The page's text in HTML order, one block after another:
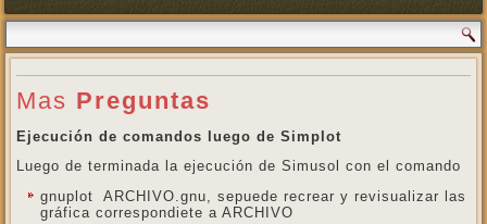
Mas Preguntas
Ejecución de comandos luego de Simplot
Luego de terminada la ejecución de Simusol con el comando
gnuplot ARCHIVO.gnu, sepuede recrear y revisualizar las
gráfica correspondiete a ARCHIVO